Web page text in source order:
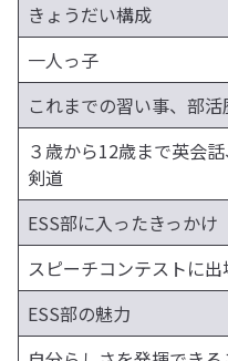
きょうだい構成
一人っ子
これまでの習い事、部活
３歳から12歳まで英会
剣道
ESS部に入ったきっかけ
スピーチコンテストに
ESS部の魅力